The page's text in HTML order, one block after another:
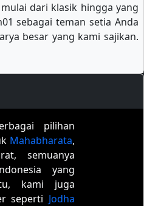
dari klasik hingga yang
sebagai teman setia Anda
besar yang kami sajikan.
pilihan
Mahabharata,
semuanya
yang
kami juga
seperti Jodha